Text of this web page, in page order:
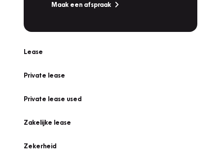
Maak een afspraak
Lease
Private lease
Private lease used
Zakelijke lease
Zekerheid